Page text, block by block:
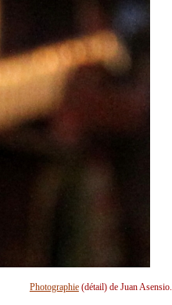
Photographie(détail) de Juan Asensio.